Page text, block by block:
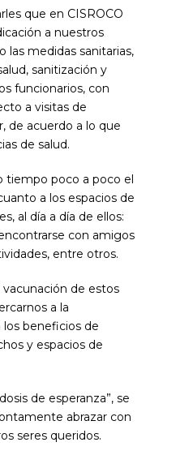
que en CISROCO
a nuestros
las medidas sanitarias,
sanitización y
funcionarios, con
a visitas de
de acuerdo a lo que
de salud.
tiempo poco a poco el
a los espacios de
al día a día de ellos:
con amigos
entre otros.
de estos
a la
los beneficios de
y espacios de
de esperanza”, se
abrazar con
seres queridos.